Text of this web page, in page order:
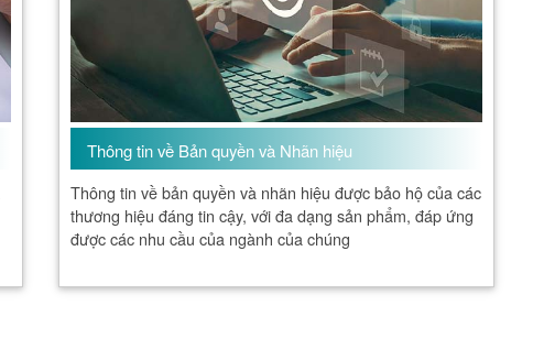
Thông tin về Bản quyền và Nhãn hiệu
Thông tin về bản quyền và nhãn hiệu được bảo hộ của các
thương hiệu đáng tin cậy, với đa dạng sản phẩm, đáp ứng
được các nhu cầu của ngành của chúng